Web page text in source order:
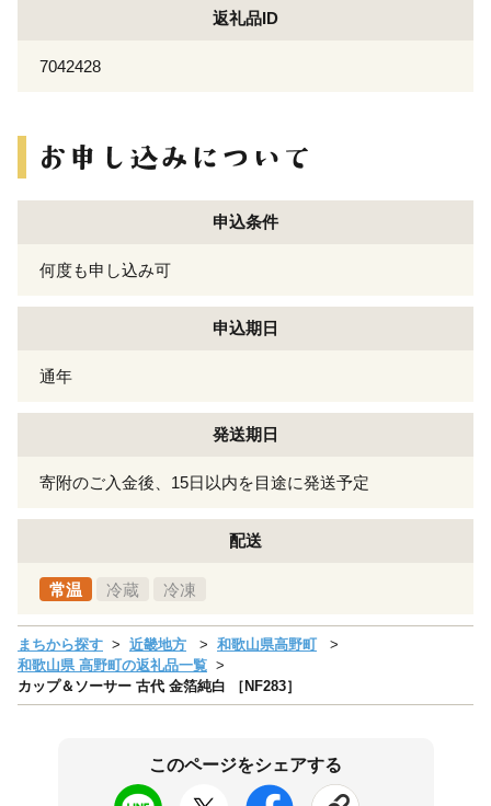
返礼品ID
7042428
申込条件
何度も申し込み可
申込期日
通年
発送期日
寄附のご入金後、15日以内を目途に発送予定
配送
常温 冷蔵 冷凍
まちから探す 近畿地方
和歌山県高野町
和歌山県 高野町の返礼品一覧
カップ＆ソーサー 古代 金箔純白 ［NF283］
このページをシェアする